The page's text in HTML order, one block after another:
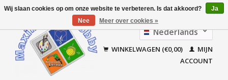
Nederlands
Français
WINKELWAGEN (€0,00)
MIJN
ACCOUNT
Wij slaan cookies op om onze website te verbeteren. Is dat akkoord?
Ja
Nee
Meer over cookies »